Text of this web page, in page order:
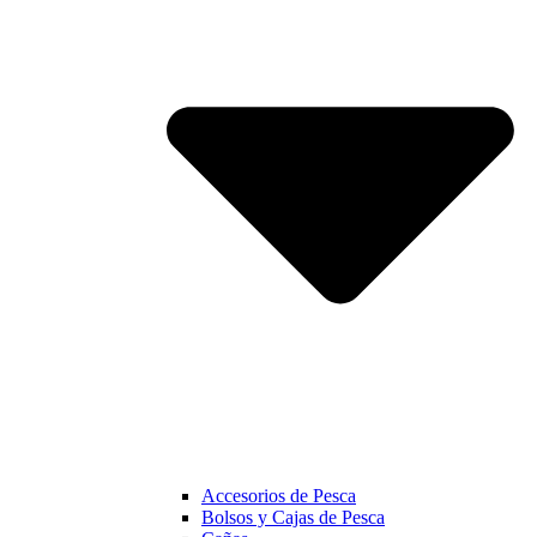
Accesorios de Pesca
Bolsos y Cajas de Pesca